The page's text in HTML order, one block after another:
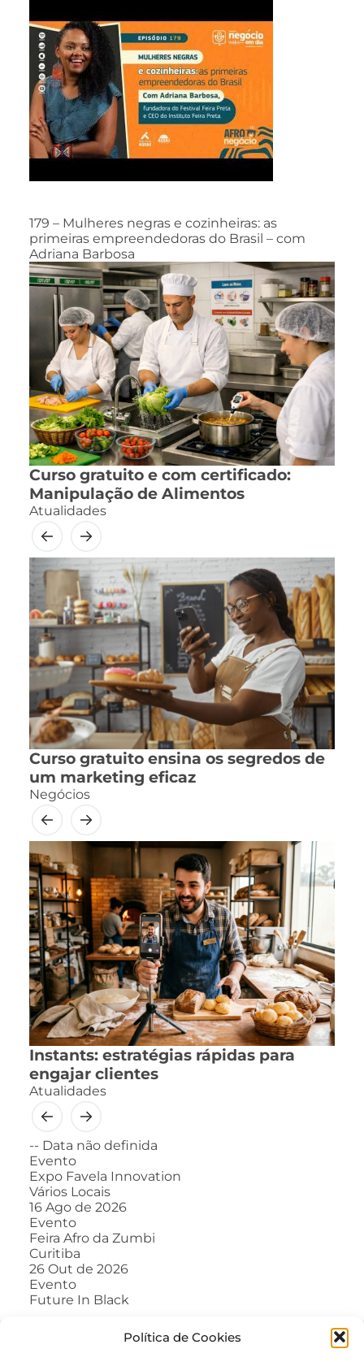
Política de Cookies
179 – Mulheres negras e cozinheiras: as
primeiras empreendedoras do Brasil – com
Adriana Barbosa
Curso gratuito e com certificado:
Manipulação de Alimentos
Atualidades
Curso gratuito ensina os segredos de
um marketing eficaz
Negócios
Instants: estratégias rápidas para
engajar clientes
Atualidades
-- Data não definida
Evento
Expo Favela Innovation
Vários Locais
16 Ago de 2026
Evento
Feira Afro da Zumbi
Curitiba
26 Out de 2026
Evento
Future In Black